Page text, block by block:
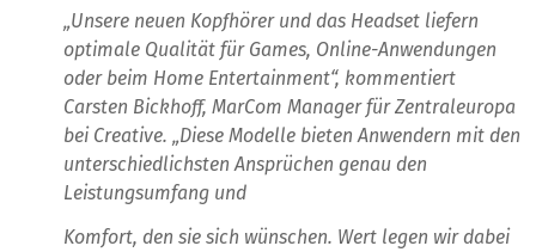
„Unsere neuen Kopfhörer und das Headset liefern
optimale Qualität für Games, Online-Anwendungen
oder beim Home Entertainment“, kommentiert
Carsten Bickhoff, MarCom Manager für Zentraleuropa
bei Creative. „Diese Modelle bieten Anwendern mit den
unterschiedlichsten Ansprüchen genau den
Leistungsumfang und
Komfort, den sie sich wünschen. Wert legen wir dabei